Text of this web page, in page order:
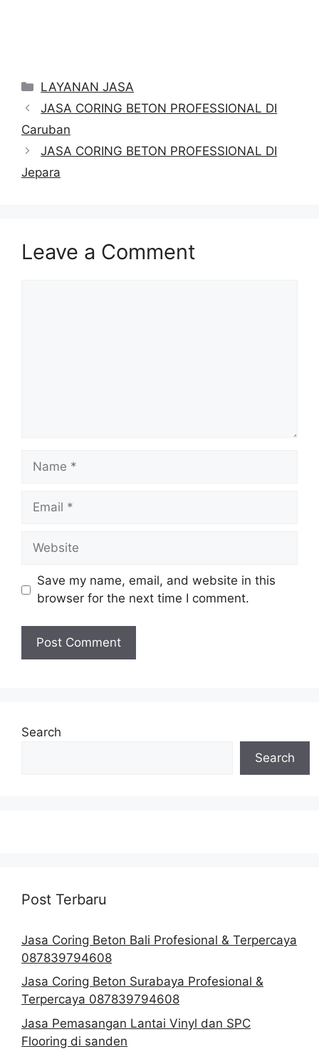
Categories
LAYANAN JASA
JASA CORING BETON PROFESSIONAL DI
Caruban
JASA CORING BETON PROFESSIONAL DI
Jepara
Leave a Comment
Name
Email
Website
Save my name, email, and website in this
browser for the next time I comment.
Search
Search
Post Terbaru
Jasa Coring Beton Bali Profesional & Terpercaya
087839794608
Jasa Coring Beton Surabaya Profesional &
Terpercaya 087839794608
Jasa Pemasangan Lantai Vinyl dan SPC
Flooring di sanden